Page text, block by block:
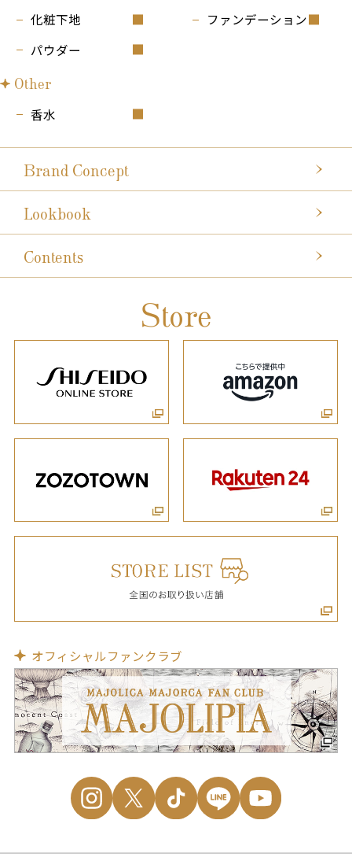
化粧下地
ファンデーション
パウダー
Other
香水
Brand Concept
Lookbook
Contents
Store
オフィシャルファンクラブ